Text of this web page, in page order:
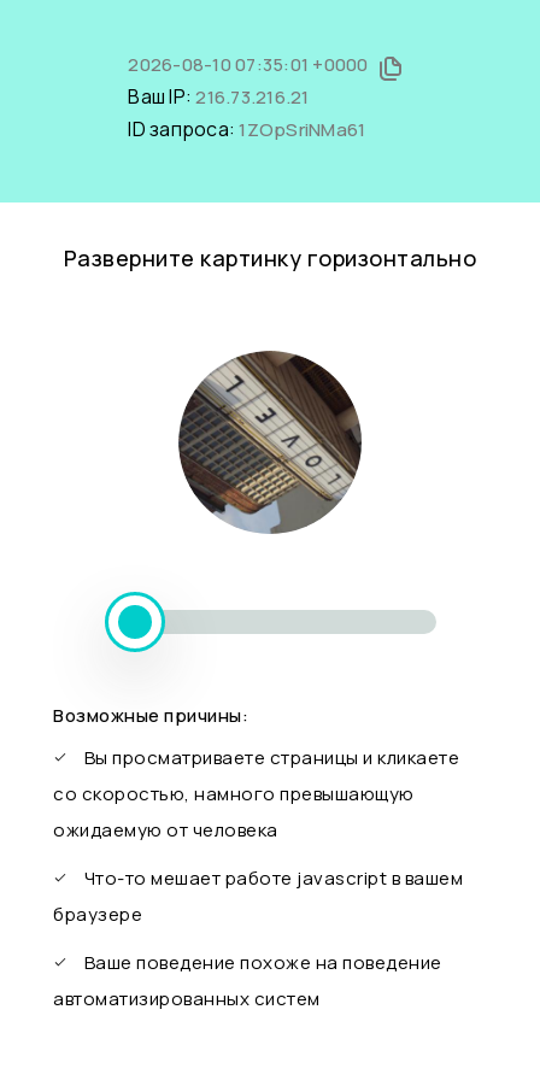
2026-08-10 07:35:01 +0000
Ваш IP:216.73.216.21
ID запроса:1ZOpSriNMa61
Разверните картинку горизонтально
Возможные причины:
Вы просматриваете страницы и кликаете
со скоростью, намного превышающую
ожидаемую от человека
Что-то мешает работе javascript в вашем
браузере
Ваше поведение похоже на поведение
автоматизированных систем